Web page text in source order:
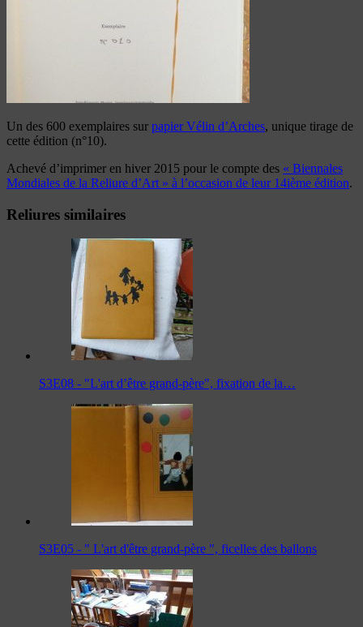
Un des 600 exemplaires sur papier Vélin d’Arches, unique tirage de
cette édition (n°10).
Achevé d’imprimer en hiver 2015 pour le compte des « Biennales
Mondiales de la Reliure d’Art » à l’occasion de leur 14ième édition.
Reliures similaires
S3E08 - "L'art d’être grand-père", fixation de la…
S3E05 - " L'art d'être grand-père ", ficelles des ballons